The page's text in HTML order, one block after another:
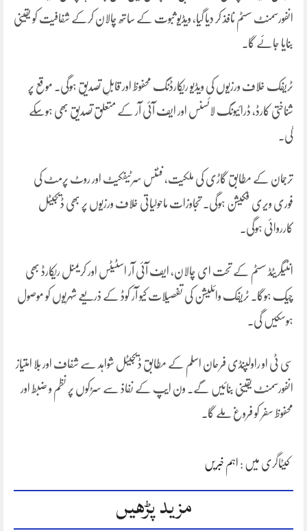
انفورسمنٹ سسٹم نافذ کر دیا گیا، ویڈیو ثبوت کے ساتھ چالان کرکے شفافیت کو یقینی
بنایا جائے گا۔
ٹریفک خلاف ورزیوں کی ویڈیو ریکارڈنگ محفوظ اور قابلِ تصدیق ہوگی۔ موقع پر
شناختی کارڈ، ڈرائیونگ لائسنس اور ایف آئی آر کے متعلق تصدیق بھی ہوسکے
گی۔
ترجمان کے مطابق گاڑی کی ملکیت، فٹنس سرٹیفکیٹ اور روٹ پرمٹ کی
فوری ویری فکیشن ہوگی۔ تجاوزات ماحولیاتی خلاف ورزیوں پر بھی ڈیجیٹل
کارروائی ہوگی۔
انٹیگریٹڈ سسٹم کے تحت ای چالان، ایف آئی آر اسٹیٹس اور کریمنل ریکارڈ بھی
چیک ہوگا۔ ٹریفک وائلیشن کی تفصیلات کیو آر کوڈ کے ذریعے شہریوں کو موصول
ہوسکیں گی۔
سی ٹی او راولپنڈی فرحان اسلم کے مطابق ڈیجیٹل شواہد سے شفاف اور بلا امتیاز
انفورسمنٹ یقینی بنائیں گے۔ ون ایپ کے نفاذ سے سڑکوں پر نظم و ضبط اور
محفوظ سفر کو فروغ ملے گا۔
کیٹاگری میں : اہم خبریں
مزید پڑھیں